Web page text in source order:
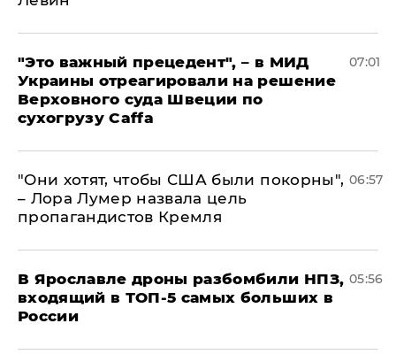
"Это важный прецедент", – в МИД
Украины отреагировали на решение
Верховного суда Швеции по
сухогрузу Caffa
07:01
"Они хотят, чтобы США были покорны",
– Лора Лумер назвала цель
пропагандистов Кремля
06:57
В Ярославле дроны разбомбили НПЗ,
входящий в ТОП-5 самых больших в
России
05:56